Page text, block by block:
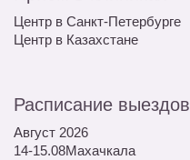
Центр в Санкт-Петербурге
Центр в Казахстане
Расписание выездов
Август 2026
14-15.08Махачкала